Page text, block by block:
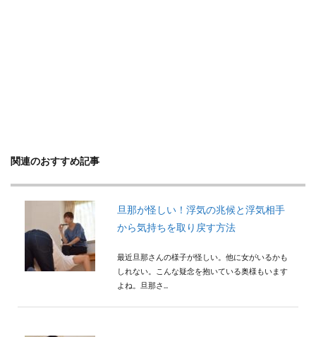
関連のおすすめ記事
旦那が怪しい！浮気の兆候と浮気相手
から気持ちを取り戻す方法
最近旦那さんの様子が怪しい。他に女がいるかも
しれない。こんな疑念を抱いている奥様もいます
よね。旦那さ...